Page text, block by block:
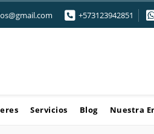
+573123942851
Servicios Blog Nuestra